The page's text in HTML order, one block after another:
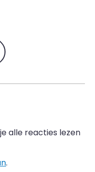
alle reacties lezen
.